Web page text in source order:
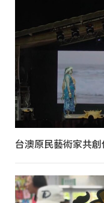
台澳原民藝術家共